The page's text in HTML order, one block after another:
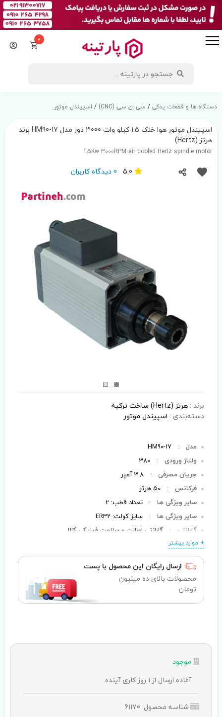
0
دستگاه ها و قطعات یدکی/ سی ان سی (CNC) / اسپیندل موتور
اسپیندل موتور هوا خنک 1.5 کیلو وات 3000 دور مدل HM90-17 برند
هرتز (Hertz)
1.5Kw 3000RPM air cooled Hertz spindle motor
0 دیدگاه کاربران
برند :هرتز (Hertz) ساخت ترکیه
دسته‌بندی : اسپیندل موتور
مدل :
HM90-17
ولتاژ ورودی :
380
جریان مصرفی :
3.8 آمپر
فرکانس :
50 هرتز
سایر ویژگی ها :
تعداد قطب: 2
سایر ویژگی ها :
سایز کولت: ER32
گارانتی
: گارانتی اصالت و سلامت فیزیکی کالا
+ موارد بیشتر
ارسال رایگان این محصول با پست
محصولات بالای ده میلیون
تومان
موجود
آماده ارسال از 1 روز کاری آینده
شناسه محصول: 61170